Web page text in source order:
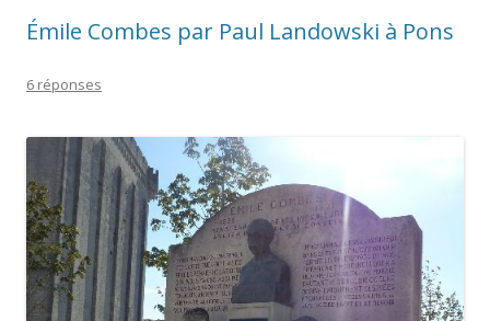
Émile Combes par Paul Landowski à Pons
6 réponses